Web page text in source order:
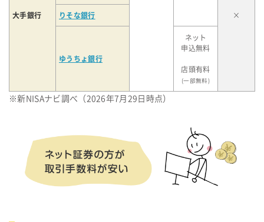
大手銀行 ×
りそな銀行
ゆうちょ銀行
ネット
申込無料
店頭有料
(一部無料)
※新NISAナビ調べ（2026年7月29日時点）